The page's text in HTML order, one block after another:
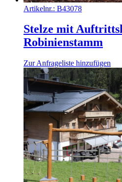
Artikelnr.: B43078
Stelze mit
Robinienstamm
Zur Anfrageliste hinzufügen